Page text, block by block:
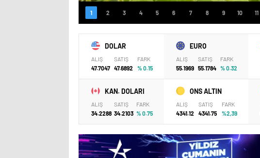
DOLAR
ALIŞ
47.7047
SATIŞ
47.6892
FARK
% 0.15
EURO
ALIŞ
55.1969
SATIŞ
55.1784
FARK
% 0.32
KAN. DOLARI
ALIŞ
34.2288
SATIŞ
34.2103
FARK
% 0.75
ONS ALTIN
ALIŞ
4341.12
SATIŞ
4341.75
FARK
%2,39